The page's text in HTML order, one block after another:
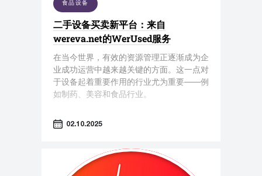
食品设备
二手设备买卖新平台：来自
wereva.net的WerUsed服务
在当今世界，有效的资源管理正逐渐成为企
业成功运营中越来越关键的方面。这一点对
于设备起着重要作用的行业尤为重要——例
如制药、美容和食品行业。
02.10.2025